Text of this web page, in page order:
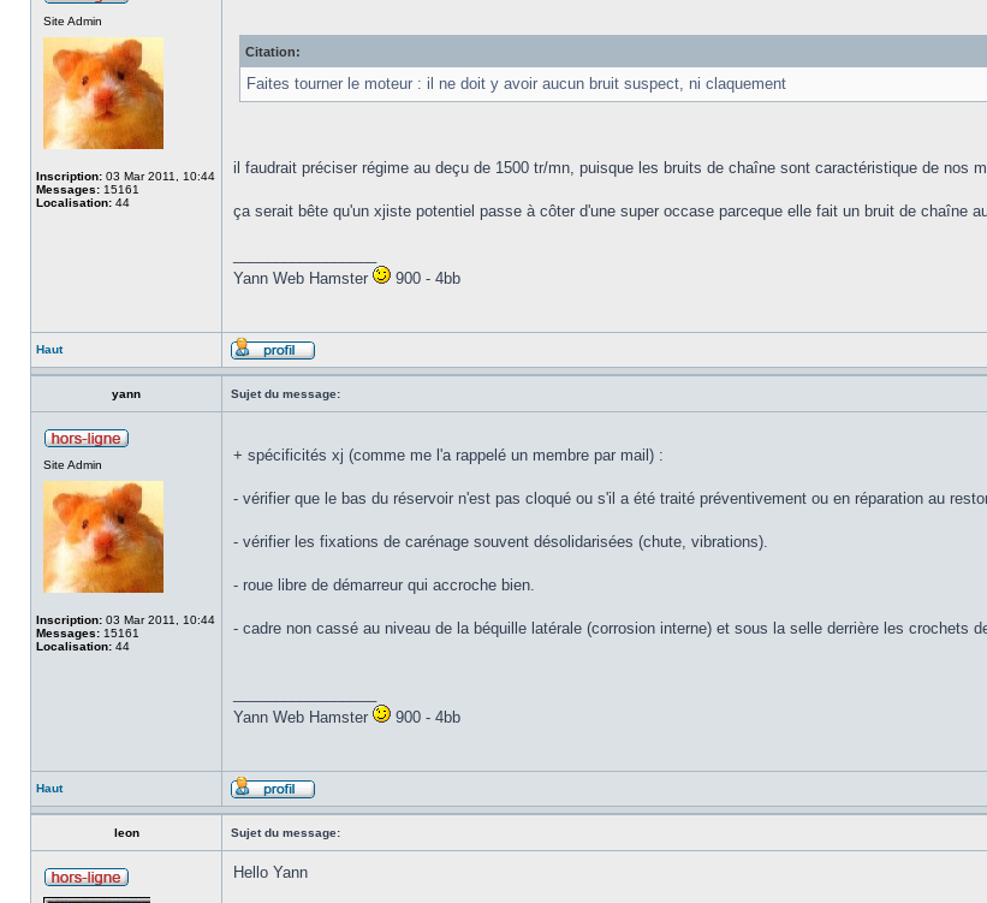
Site Admin
Inscription: 03 Mar 2011, 10:44
Messages: 15161
Localisation: 44
Citation:
Faites tourner le moteur : il ne doit y avoir aucun bruit suspect, ni claquement
il faudrait préciser régime au deçu de 1500 tr/mn, puisque les bruits de chaîne sont caractéristique de nos
ça serait bête qu'un xjiste potentiel passe à côter d'une super occase parceque elle fait un bruit de chaîne
Yann Web Hamster
900 - 4bb
Haut
yann Sujet du message:
Site Admin
Inscription: 03 Mar 2011, 10:44
Messages: 15161
Localisation: 44
+ spécificités xj (comme me l'a rappelé un membre par mail) :
- vérifier que le bas du réservoir n'est pas cloqué ou s'il a été traité préventivement ou en réparation au
- vérifier les fixations de carénage souvent désolidarisées (chute, vibrations).
- roue libre de démarreur qui accroche bien.
- cadre non cassé au niveau de la béquille latérale (corrosion interne) et sous la selle derrière les crochets
Yann Web Hamster
900 - 4bb
Haut
leon Sujet du message:
Hello Yann